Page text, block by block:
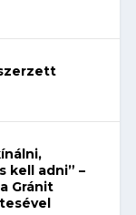
kell adni” –
Gránit